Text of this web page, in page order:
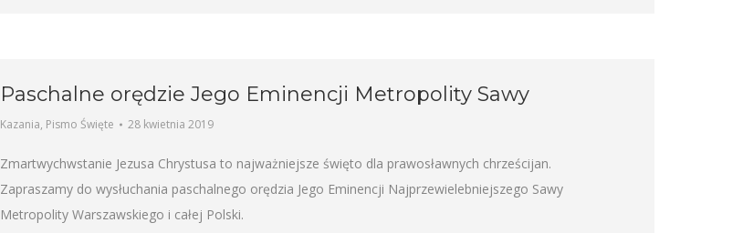
Paschalne orędzie Jego Eminencji Metropolity Sawy
Kazania, Pismo Święte 28 kwietnia 2019
Zmartwychwstanie Jezusa Chrystusa to najważniejsze święto dla prawosławnych chrześcijan.
Zapraszamy do wysłuchania paschalnego orędzia Jego Eminencji Najprzewielebniejszego Sawy
Metropolity Warszawskiego i całej Polski.